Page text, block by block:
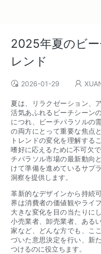
2025年夏のビ
レンド
2026-01-29
夏は、リラクゼーション、
活気あふれるビーチシーン
につれ、ビーチパラソルの
の両方にとって重要な焦点
トレンドの変化を理解する
嗜好に応えるために不可欠
チパラソル市場の最新動向
けて準備を進めているサプ
洞察を提供します。
革新的なデザインから持続
界は消費者の価値観やライ
大きな変化を目の当たりに
小売業者、卸売業者、ある
家など、どんな方でも、こ
づいた意思決定を行い、新
つけるのに役立ちます。